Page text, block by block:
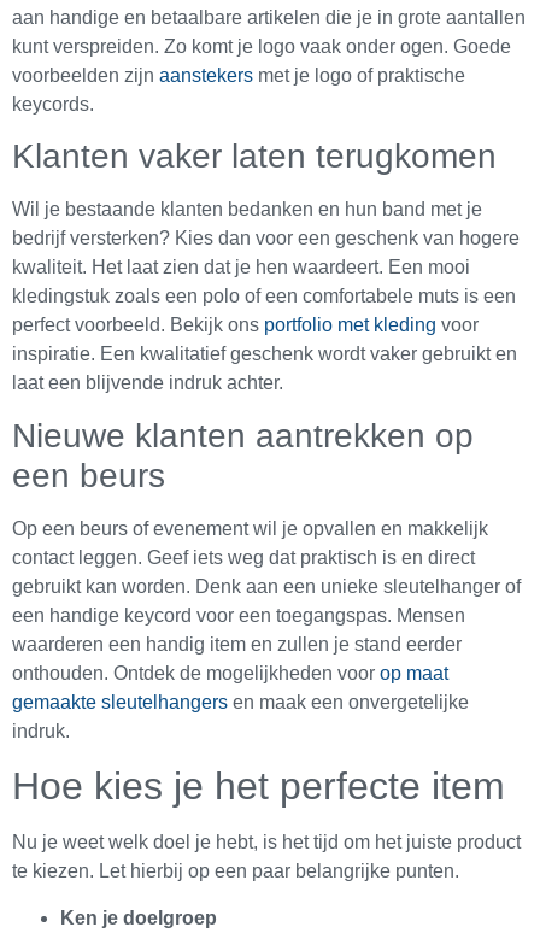
aan handige en betaalbare artikelen die je in grote aantallen
kunt verspreiden. Zo komt je logo vaak onder ogen. Goede
voorbeelden zijn aanstekers met je logo of praktische
keycords.
Klanten vaker laten terugkomen
Wil je bestaande klanten bedanken en hun band met je
bedrijf versterken? Kies dan voor een geschenk van hogere
kwaliteit. Het laat zien dat je hen waardeert. Een mooi
kledingstuk zoals een polo of een comfortabele muts is een
perfect voorbeeld. Bekijk ons portfolio met kleding voor
inspiratie. Een kwalitatief geschenk wordt vaker gebruikt en
laat een blijvende indruk achter.
Nieuwe klanten aantrekken op
een beurs
Op een beurs of evenement wil je opvallen en makkelijk
contact leggen. Geef iets weg dat praktisch is en direct
gebruikt kan worden. Denk aan een unieke sleutelhanger of
een handige keycord voor een toegangspas. Mensen
waarderen een handig item en zullen je stand eerder
onthouden. Ontdek de mogelijkheden voor op maat
gemaakte sleutelhangers en maak een onvergetelijke
indruk.
Hoe kies je het perfecte item
Nu je weet welk doel je hebt, is het tijd om het juiste product
te kiezen. Let hierbij op een paar belangrijke punten.
Ken je doelgroep